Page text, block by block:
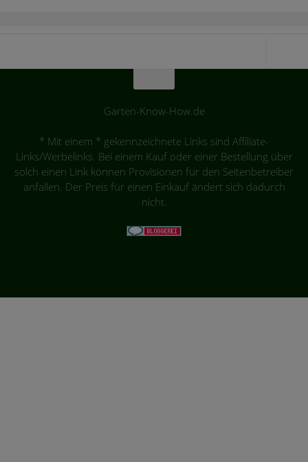
Garten-Know-How.de
* Mit einem * gekennzeichnete Links sind Affiliate-
Links/Werbelinks. Bei einem Kauf oder einer Bestellung über
solch einen Link können Provisionen für den Seitenbetreiber
anfallen. Der Preis für einen Einkauf ändert sich dadurch
nicht.